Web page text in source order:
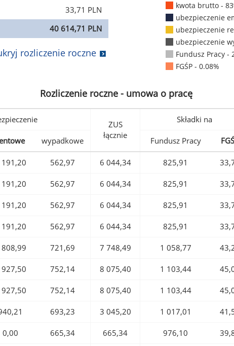
33,71 PLN
40 614,71 PLN
rozliczenie roczne
kwota brutto -
ubezpieczenie
ubezpieczenie
ubezpieczenie
Fundusz Pracy -
FGŚP - 0.08%
Rozliczenie roczne - umowa o pracę
ZUS
łącznie
Składki na
wypadkowe Fundusz Pracy
562,97 6 044,34 825,91
562,97 6 044,34 825,91
562,97 6 044,34 825,91
562,97 6 044,34 825,91
721,69 7 748,49 1 058,77
752,14 8 075,40 1 103,44
752,14 8 075,40 1 103,44
693,23 3 045,20 1 017,01
0,00 665,34 665,34 976,10